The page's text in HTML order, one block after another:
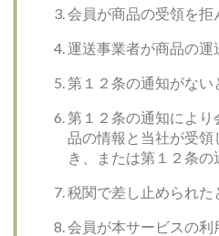
会員が商品の受領を拒
運送事業者が商品の運
第１２条の通知がない
第１２条の通知によ
品の情報と当社が受領
き、または第１２条
税関で差し止められた
会員が本サービスの利